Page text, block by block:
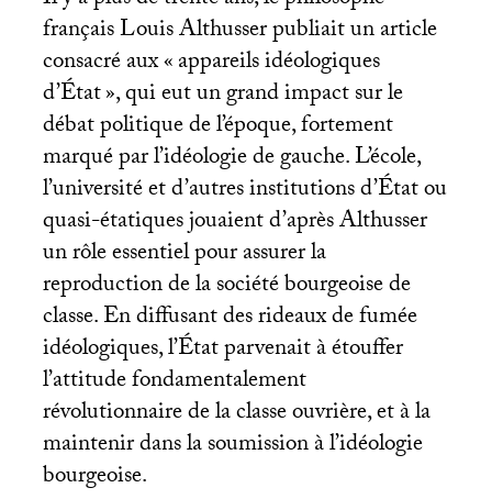
français Louis Althusser publiait un article
consacré aux «appareils idéologiques
d’État», qui eut un grand impact sur le
débat politique de l’époque, fortement
marqué par l’idéologie de gauche. L’école,
l’université et d’autres institutions d’État ou
quasi-étatiques jouaient d’après Althusser
un rôle essentiel pour assurer la
reproduction de la société bourgeoise de
classe. En diffusant des rideaux de fumée
idéologiques, l’État parvenait à étouffer
l’attitude fondamentalement
révolutionnaire de la classe ouvrière, et à la
maintenir dans la soumission à l’idéologie
bourgeoise.